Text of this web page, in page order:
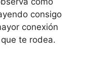
consigo
conexión
te rodea.